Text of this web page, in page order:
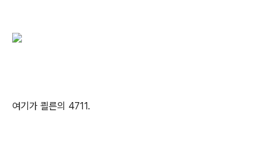
여기가 쾰른의 4711.